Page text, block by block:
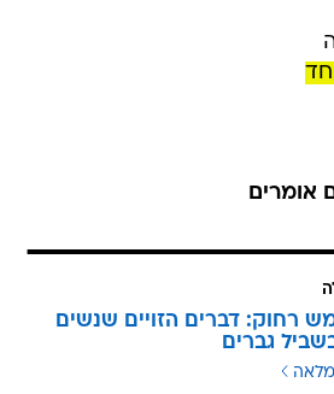
אומרים
רחוק: דברים הזויים שנשים
גברים